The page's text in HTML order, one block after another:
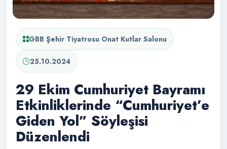
GBB Şehir Tiyatrosu Onat Kutlar Salonu
25.10.2024
29 Ekim Cumhuriyet Bayramı
Etkinliklerinde “Cumhuriyet’e
Giden Yol” Söyleşisi
Düzenlendi